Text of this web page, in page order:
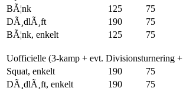
BÃ¦nk
125 75
DÃ¸dlÃ¸ft
190 75
BÃ¦nk, enkelt
125 75
Uofficielle (3-kamp + evt. Divisionsturnering
Squat, enkelt
190 75
DÃ¸dlÃ¸ft, enkelt
190 75